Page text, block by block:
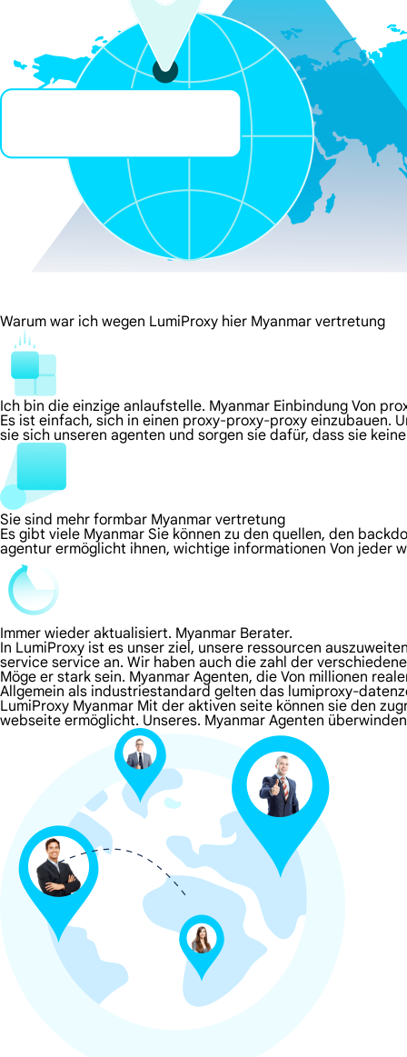
Warum war ich wegen LumiProxy hier Myanmar vertretung
Ich bin die einzige anlaufstelle. Myanmar Einbindung Von
Es ist einfach, sich in einen proxy-proxy-proxy einzubauen.
sie sich unseren agenten und sorgen sie dafür, dass sie
Sie sind mehr formbar Myanmar vertretung
Es gibt viele Myanmar Sie können zu den quellen, den
agentur ermöglicht ihnen, wichtige informationen Von jeder
Immer wieder aktualisiert. Myanmar Berater.
In LumiProxy ist es unser ziel, unsere ressourcen
service service an. Wir haben auch die zahl der
Möge er stark sein. Myanmar Agenten, die Von millionen
Allgemein als industriestandard gelten das lumiproxy-
LumiProxy Myanmar Mit der aktiven seite können sie den
webseite ermöglicht. Unseres. Myanmar Agenten